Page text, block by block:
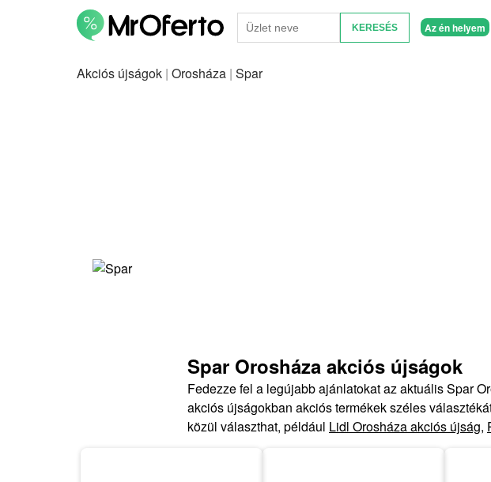
Az én helyem
Akciós újságok | Orosháza | Spar
Spar Orosháza akciós újságok
Fedezze fel a legújabb ajánlatokat az aktuális Spar
akciós újságokban akciós termékek széles
közül választhat, például Lidl Orosháza akciós újság,